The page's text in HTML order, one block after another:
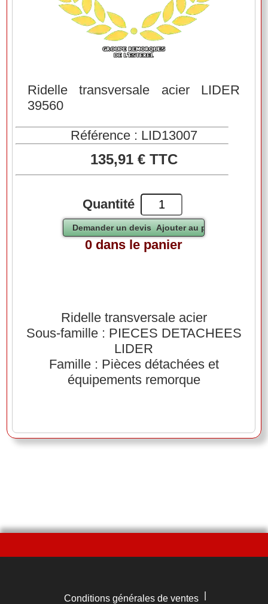
Ridelle transversale acier LIDER
39560
Référence : LID13007
135,91 € TTC
Quantité
0 dans le panier
Ridelle transversale acier
Sous-famille : PIECES DETACHEES
LIDER
Famille : Pièces détachées et
équipements remorque
Conditions générales de ventes